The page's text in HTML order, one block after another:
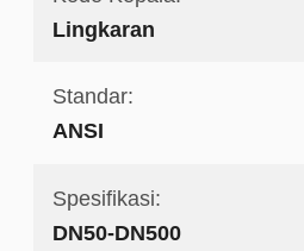
Lingkaran
Standar:
ANSI
Spesifikasi:
DN50-DN500